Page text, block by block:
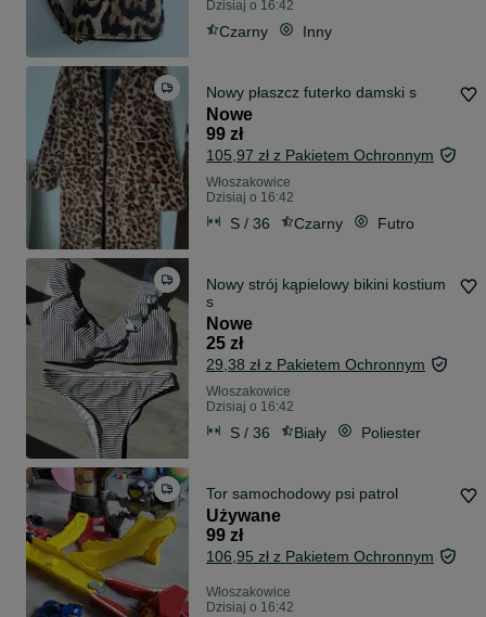
Dzisiaj o 16:42
Czarny Inny
Nowy płaszcz futerko damski s
Nowe
99 zł
105,97 zł z Pakietem Ochronnym
Włoszakowice
Dzisiaj o 16:42
S / 36 Czarny Futro
Nowy strój kąpielowy bikini kostium
s
Nowe
25 zł
29,38 zł z Pakietem Ochronnym
Włoszakowice
Dzisiaj o 16:42
S / 36 Biały Poliester
Tor samochodowy psi patrol
Używane
99 zł
106,95 zł z Pakietem Ochronnym
Włoszakowice
Dzisiaj o 16:42